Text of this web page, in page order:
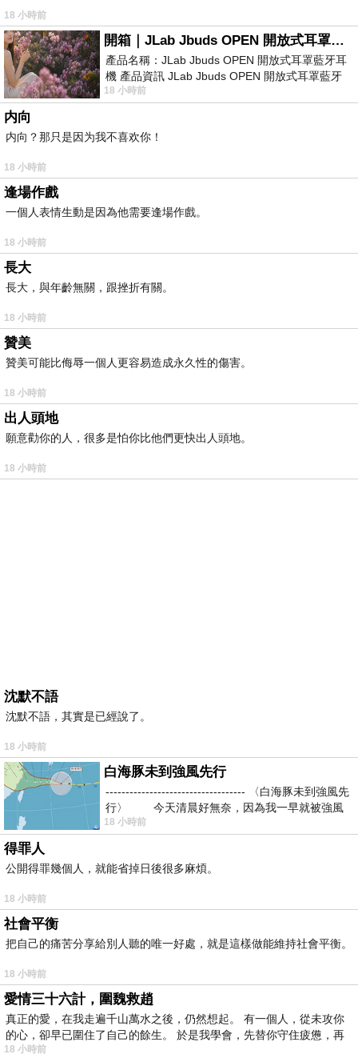
18 小時前
開箱｜JLab Jbuds OPEN 開放式耳罩藍牙耳機 - 設計美學，輕巧、透氣、環境音全物理達成！
產品名稱：JLab Jbuds OPEN 開放式耳罩藍牙耳
機 產品資訊 JLab Jbuds OPEN 開放式耳罩藍牙
耳機評語：非常有特色，值得喜愛美型工
18 小時前
内向
内向？那只是因为我不喜欢你！
18 小時前
逢場作戲
一個人表情生動是因為他需要逢場作戲。
18 小時前
長大
長大，與年齡無關，跟挫折有關。
18 小時前
贊美
贊美可能比侮辱一個人更容易造成永久性的傷害。
18 小時前
出人頭地
願意勸你的人，很多是怕你比他們更快出人頭地。
18 小時前
沈默不語
沈默不語，其實是已經說了。
18 小時前
白海豚未到強風先行
----------------------------------- 〈白海豚未到強風先
行〉 今天清晨好無奈，因為我一早就被強風
18 小時前
得罪人
公開得罪幾個人，就能省掉日後很多麻煩。
18 小時前
社會平衡
把自己的痛苦分享給別人聽的唯一好處，就是這樣做能維持社會平衡。
18 小時前
愛情三十六計，圍魏救趙
真正的愛，在我走遍千山萬水之後，仍然想起。 有一個人，從未攻你
的心，卻早已圍住了自己的餘生。 於是我學會，先替你守住疲憊，再
18 小時前